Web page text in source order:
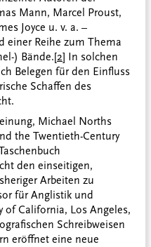
Mann, Marcel Proust,
Joyce u. v. a. –
einer Reihe zum Thema
) Bände.[2]
In solchen
Belegen für den Einfluss
Schaffen des
Michael Norths
the Twentieth-Century
den einseitigen,
Arbeiten zu
für Anglistik und
of California, Los Angeles,
Schreibweisen
eröffnet eine neue